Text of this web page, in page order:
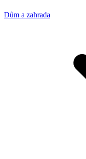
Dům a zahrada